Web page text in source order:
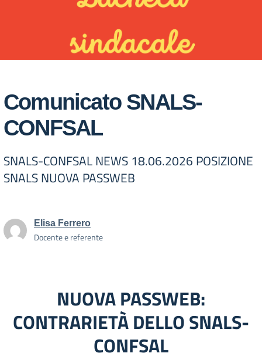
Comunicato SNALS-
CONFSAL
SNALS-CONFSAL NEWS 18.06.2026 POSIZIONE
SNALS NUOVA PASSWEB
Elisa Ferrero
Docente e referente
NUOVA PASSWEB:
CONTRARIETÀ DELLO SNALS-
CONFSAL